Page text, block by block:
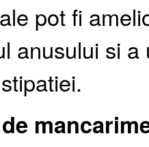
pot fi
anusului si